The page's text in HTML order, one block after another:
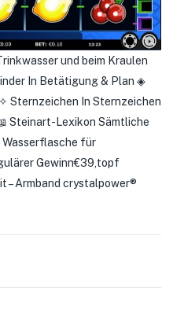
und beim Kraulen
In Betätigung & Plan ◈
Sternzeichen In Sternzeichen
Steinart-Lexikon Sämtliche
für
Gewinn€39,topf
– Armband crystalpower®